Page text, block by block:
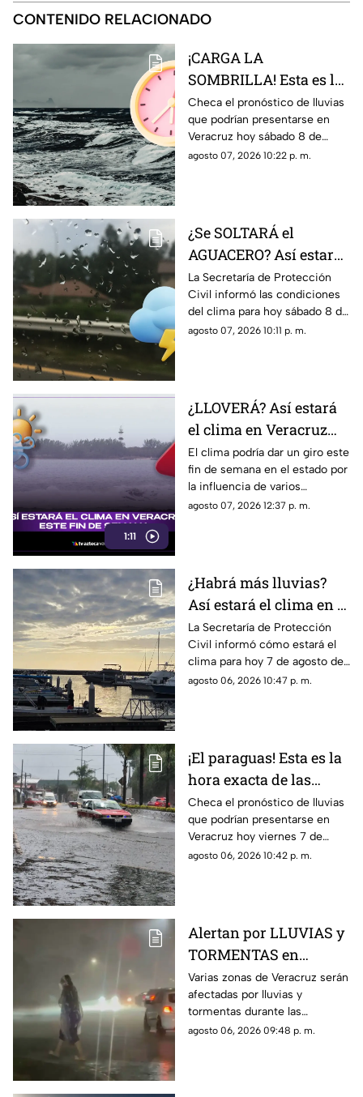
CONTENIDO RELACIONADO
¡CARGA LA
SOMBRILLA! Esta es la
HORA EXACTA de las
lluvias en el estado de
Veracruz hoy 8 de
agosto de 2026
Checa el pronóstico de lluvias
que podrían presentarse en
Veracruz hoy sábado 8 de
agosto, así como la hora
agosto 07, 2026 10:22 p. m.
¿Se SOLTARÁ el
AGUACERO? Así estará
el clima en el estado de
Veracruz hoy 8 de
agosto de 2026
La Secretaría de Protección
Civil informó las condiciones
del clima para hoy sábado 8 de
agosto de 2026 en Veracruz;
diferentes municipios de la
entidad.
agosto 07, 2026 10:11 p. m.
1:11
¿LLOVERÁ? Así estará
el clima en Veracruz
este fin de semana
El clima podría dar un giro este
fin de semana en el estado por
la influencia de varios
sistemas meteorológicos. En
agosto 07, 2026 12:37 p. m.
¿Habrá más lluvias?
Así estará el clima en el
estado de Veracruz hoy
7 de agosto de 2026
La Secretaría de Protección
Civil informó cómo estará el
clima para hoy 7 de agosto de
2026 en Veracruz, así como el
agosto 06, 2026 10:47 p. m.
¡El paraguas! Esta es la
hora exacta de las
lluvias en el estado de
Veracruz hoy 7 de
agosto de 2026
Checa el pronóstico de lluvias
que podrían presentarse en
Veracruz hoy viernes 7 de
agosto de 2026, así como la
agosto 06, 2026 10:42 p. m.
Alertan por LLUVIAS y
TORMENTAS en
Veracruz durante las
próximas horas; estas
serán las ZONAS
AFECTADAS
Varias zonas de Veracruz serán
afectadas por lluvias y
tormentas durante las
próximas horas, de acuerdo
agosto 06, 2026 09:48 p. m.